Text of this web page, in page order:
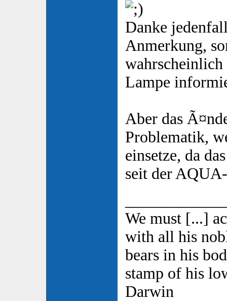
Danke
Anmerkung,
Lampe
Aber das
Problematik,
einsetze, da
seit der
We must [...]
with all his
bears in his
stamp of his
Darwin